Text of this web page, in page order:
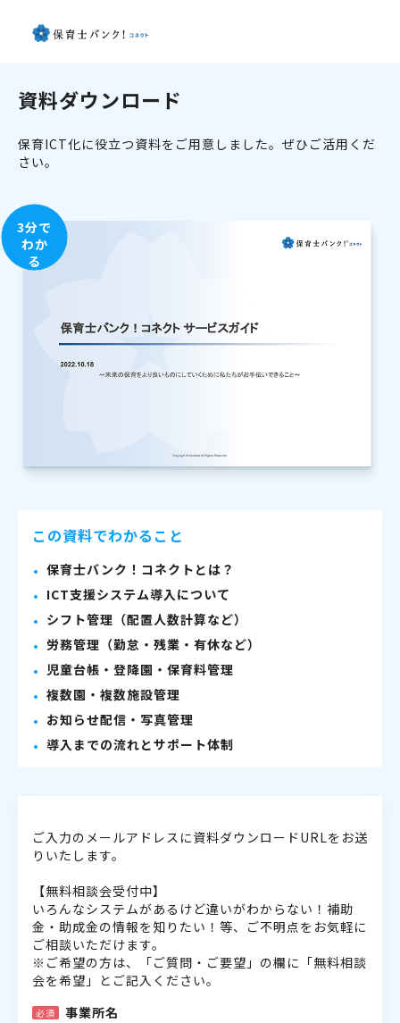
資料ダウンロード
保育ICT化に役立つ資料をご用意しました。ぜひご活用くだ
さい。
3分で
わか
る
この資料でわかること
保育士バンク！コネクトとは？
ICT支援システム導入について
シフト管理（配置人数計算など）
労務管理（勤怠・残業・有休など）
児童台帳・登降園・保育料管理
複数園・複数施設管理
お知らせ配信・写真管理
導入までの流れとサポート体制
ご入力のメールアドレスに資料ダウンロードURLをお送
りいたします。
【無料相談会受付中】
いろんなシステムがあるけど違いがわからない！補助
金・助成金の情報を知りたい！等、ご不明点をお気軽に
ご相談いただけます。
※ご希望の方は、「ご質問・ご要望」の欄に「無料相談
会を希望」とご記入ください。
必須 事業所名